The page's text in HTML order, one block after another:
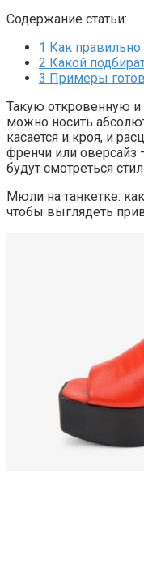
Содержание статьи:
1 Как правильно
2 Какой
3 Примеры
Такую откровенную и
можно носить
касается и кроя, и
френчи или
будут смотреться
Мюли на танкетке:
чтобы выглядеть